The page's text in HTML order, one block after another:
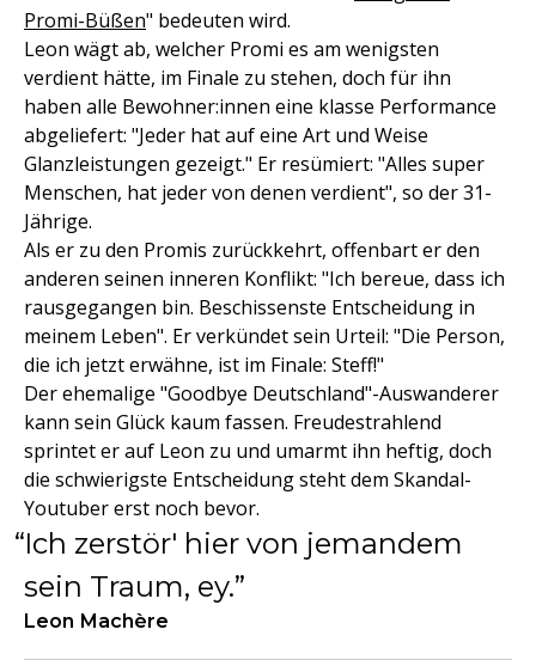
Promi-Büßen" bedeuten wird.
Leon wägt ab, welcher Promi es am wenigsten
verdient hätte, im Finale zu stehen, doch für ihn
haben alle Bewohner:innen eine klasse Performance
abgeliefert: "Jeder hat auf eine Art und Weise
Glanzleistungen gezeigt." Er resümiert: "Alles super
Menschen, hat jeder von denen verdient", so der 31-
Jährige.
Als er zu den Promis zurückkehrt, offenbart er den
anderen seinen inneren Konflikt: "Ich bereue, dass ich
rausgegangen bin. Beschissenste Entscheidung in
meinem Leben". Er verkündet sein Urteil: "Die Person,
die ich jetzt erwähne, ist im Finale: Steff!"
Der ehemalige "Goodbye Deutschland"-Auswanderer
kann sein Glück kaum fassen. Freudestrahlend
sprintet er auf Leon zu und umarmt ihn heftig, doch
die schwierigste Entscheidung steht dem Skandal-
Youtuber erst noch bevor.
Ich zerstör' hier von jemandem
sein Traum, ey.
Leon Machère